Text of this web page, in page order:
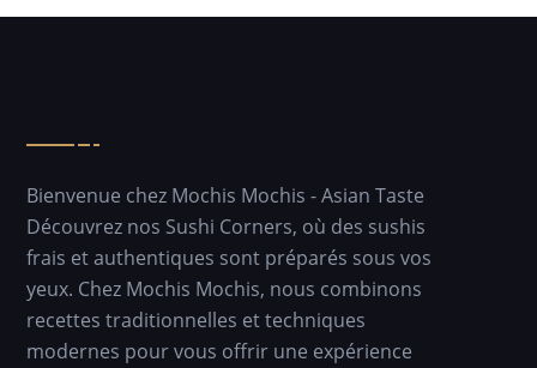
Bienvenue chez Mochis Mochis - Asian Taste
Découvrez nos Sushi Corners, où des sushis
frais et authentiques sont préparés sous vos
yeux. Chez Mochis Mochis, nous combinons
recettes traditionnelles et techniques
modernes pour vous offrir une expérience